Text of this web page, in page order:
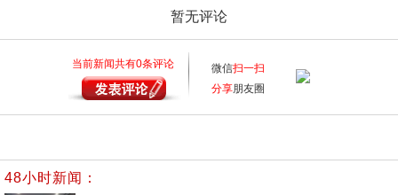
暂无评论
当前新闻共有0条评论 微信扫一扫
分享朋友圈
48小时新闻：